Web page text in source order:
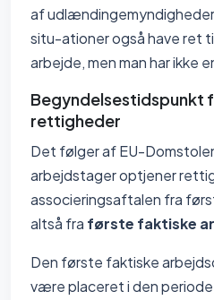
af
situ-ationer også have ret
arbejde, men man har ikke
Begyndelsestidspunkt
rettigheder
Det følger af EU-
arbejdstager optjener
associeringsaftalen fra
altså fra første faktiske
Den første faktiske
være placeret i den